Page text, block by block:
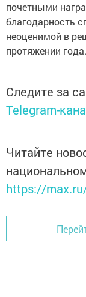
почетными
благодарность
неоценимой в
протяжении года.
Следите за
Telegram-
Читайте
https://